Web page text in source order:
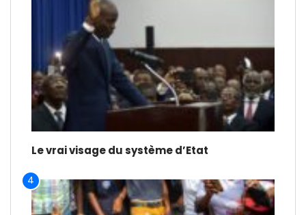
Le vrai visage du système d’Etat
4